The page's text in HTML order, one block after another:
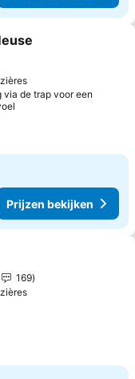
aan favorieten
via de trap voor een
Prijzen bekijken
aan favorieten
169